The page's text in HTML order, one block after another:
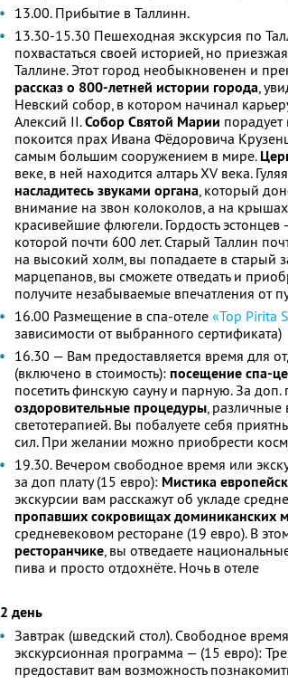
13.00. Прибытие в Таллинн.
13.30-15.30 Пешеходная экскурсия по
похвастаться своей историей, но
Таллине. Этот город необыкновенен и
рассказ о 800-летней истории города,
Невский собор, в котором начинал
Алексий II.Собор Святой Марии
покоится прах Ивана Фёдоровича
самым большим сооружением в мире.
веке, в ней находится алтарь XV века.
насладитесь звуками органа, который
внимание на звон колоколов, а на
красивейшие флюгели. Гордость эстонцев
которой почти 600 лет. Старый Таллин
на высокий холм, вы попадаете в старый
марцепанов, вы сможете отведать и
получите незабываемые впечатления от
16.00 Размещение в спа-отеле «Top Pirita
зависимости от выбранного сертификата)
16.30 — Вам предоставляется время для
(включено в стоимость): посещение спа-
посетить финскую сауну и парную. За доп.
оздоровительные процедуры,
светотерапией. Вы побалуете себя
сил. При желании можно приобрести
19.30. Вечером свободное время или
за доп плату (15 евро): Мистика
экскурсии вам расскажут об укладе
пропавших сокровищах доминиканских
средневековом ресторане (19 евро). В
ресторанчике, вы отведаете
пива и просто отдохнёте. Ночь в отеле
2 день
Завтрак (шведский стол). Свободное
экскурсионная программа — (15 евро):
предоставит вам возможность